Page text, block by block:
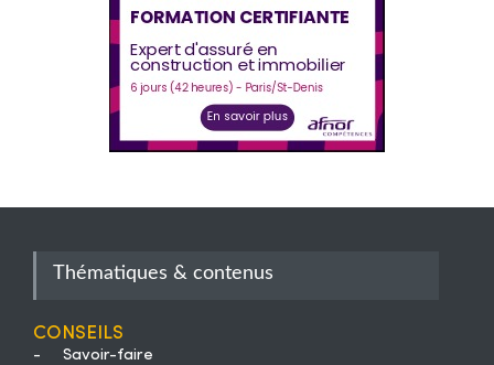
Thématiques & contenus
Conseils
-
Savoir-faire